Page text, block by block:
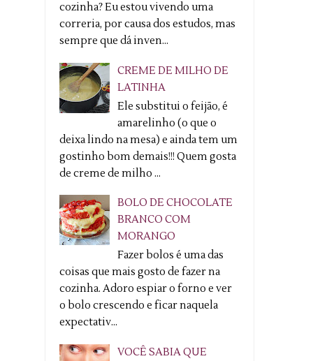
cozinha? Eu estou vivendo uma
correria, por causa dos estudos, mas
sempre que dá inven...
CREME DE MILHO DE
LATINHA
Ele substitui o feijão, é
amarelinho (o que o
deixa lindo na mesa) e ainda tem um
gostinho bom demais!!! Quem gosta
de creme de milho ...
BOLO DE CHOCOLATE
BRANCO COM
MORANGO
Fazer bolos é uma das
coisas que mais gosto de fazer na
cozinha. Adoro espiar o forno e ver
o bolo crescendo e ficar naquela
expectativ...
VOCÊ SABIA QUE